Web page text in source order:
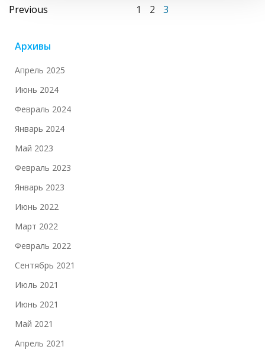
Навигация
по
записям
Previous
Навигация
записям
Страница
1 Страница
2 Страница
3
Архивы
Апрель 2025
Июнь 2024
Февраль 2024
Январь 2024
Май 2023
Февраль 2023
Январь 2023
Июнь 2022
Март 2022
Февраль 2022
Сентябрь 2021
Июль 2021
Июнь 2021
Май 2021
Апрель 2021